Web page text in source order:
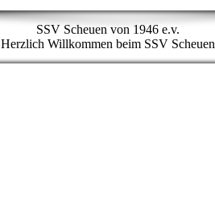
SSV Scheuen von 1946 e.v.
Herzlich Willkommen beim SSV Scheuen